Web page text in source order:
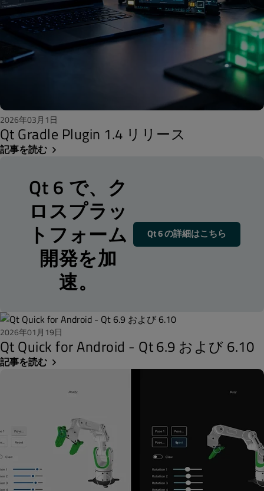
2026年03月1日
Qt Gradle Plugin 1.4 リリース
記事を読む
Qt 6 で、ク
ロスプラッ
トフォーム
開発を加
速。
Qt 6 の詳細はこちら
2026年01月19日
Qt Quick for Android - Qt 6.9 および 6.10
記事を読む